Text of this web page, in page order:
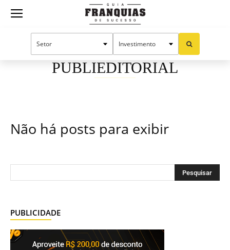
Guia
Publieditorial
PUBLIEDITORIAL
Não há posts para exibir
PUBLICIDADE